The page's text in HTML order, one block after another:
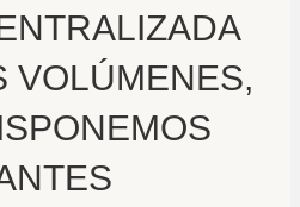
VOLÚMENES,